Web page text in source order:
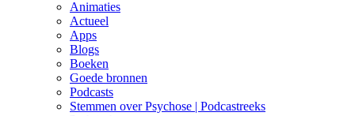
Animaties
Actueel
Apps
Blogs
Boeken
Goede bronnen
Podcasts
Stemmen over Psychose | Podcastreeks